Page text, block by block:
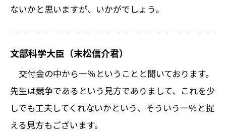
ないかと思いますが、いかがでしょう。
文部科学大臣（末松信介君）
交付金の中から一％ということと聞いております。
先生は競争であるという見方でありまして、これを少
しでも工夫してくれないかという、そういう一％と捉
える見方もございます。